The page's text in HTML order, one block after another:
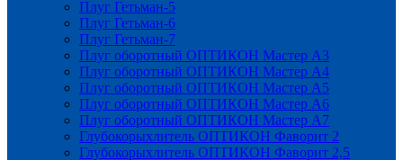
Плуг Гетьман-5
Плуг Гетьман-6
Плуг Гетьман-7
Плуг оборотный ОПТИКОН Мастер А3
Плуг оборотный ОПТИКОН Мастер А4
Плуг оборотный ОПТИКОН Мастер А5
Плуг оборотный ОПТИКОН Мастер А6
Плуг оборотный ОПТИКОН Мастер А7
Глубокорыхлитель ОПТИКОН Фаворит 2
Глубокорыхлитель ОПТИКОН Фаворит 2,5